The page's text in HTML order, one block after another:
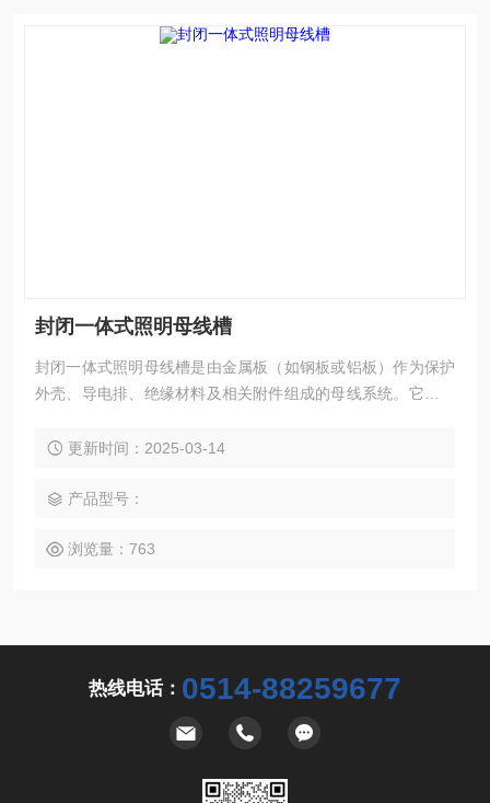
封闭一体式照明母线槽
封闭一体式照明母线槽是由金属板（如钢板或铝板）作为保护
外壳、导电排、绝缘材料及相关附件组成的母线系统。它主要
和大型车间等需要大电流输送的场合‌。
更新时间：2025-03-14
产品型号：
浏览量：763
热线电话： 0514-88259677